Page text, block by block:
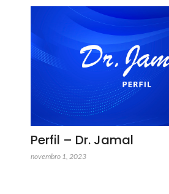
Perfil – Dr. Jamal
novembro 1, 2023